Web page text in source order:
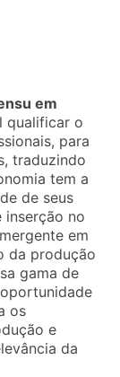
em
qualificar o
para
traduzindo
tem a
de seus
inserção no
em
da produção
gama de
os
e
da